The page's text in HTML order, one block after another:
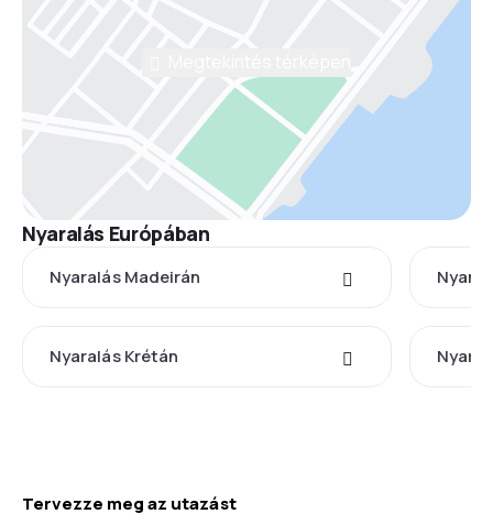
Nyaralás Európában
Nyaralás Madeirán
Nyaralás Krétán
Tervezze meg az utazást